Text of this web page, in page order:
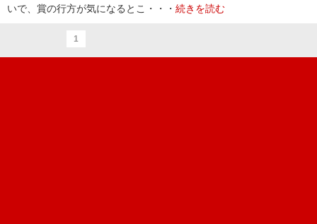
いで、賞の行方が気になるとこ・・・ 続きを読む
1